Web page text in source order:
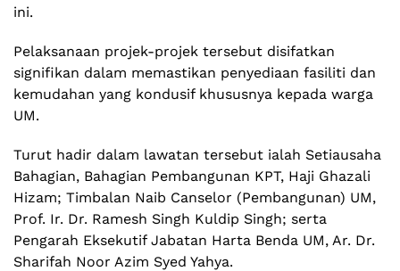
ini.
Pelaksanaan projek-projek tersebut disifatkan
signifikan dalam memastikan penyediaan fasiliti dan
kemudahan yang kondusif khususnya kepada warga
UM.
Turut hadir dalam lawatan tersebut ialah Setiausaha
Bahagian, Bahagian Pembangunan KPT, Haji Ghazali
Hizam; Timbalan Naib Canselor (Pembangunan) UM,
Prof. Ir. Dr. Ramesh Singh Kuldip Singh; serta
Pengarah Eksekutif Jabatan Harta Benda UM, Ar. Dr.
Sharifah Noor Azim Syed Yahya.